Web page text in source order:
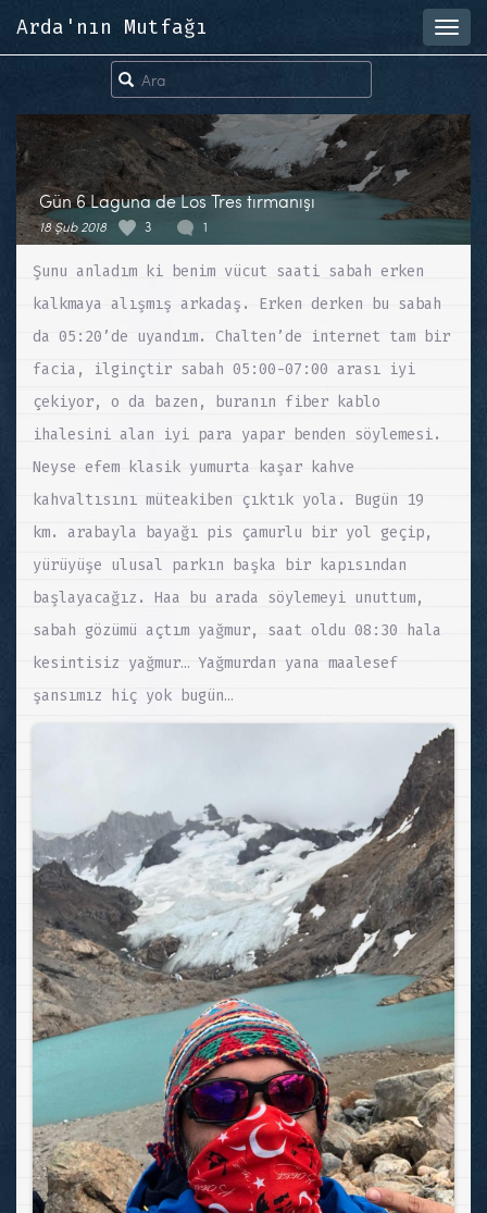
Arda'nın Mutfağı
Gün 6 Laguna de Los Tres tırmanışı
18 Şub 2018 3 1
Şunu anladım ki benim vücut saati sabah erken
kalkmaya alışmış arkadaş. Erken derken bu sabah
da 05:20’de uyandım. Chalten’de internet tam bir
facia, ilginçtir sabah 05:00-07:00 arası iyi
çekiyor, o da bazen, buranın fiber kablo
ihalesini alan iyi para yapar benden söylemesi.
Neyse efem klasik yumurta kaşar kahve
kahvaltısını müteakiben çıktık yola. Bugün 19
km. arabayla bayağı pis çamurlu bir yol geçip,
yürüyüşe ulusal parkın başka bir kapısından
başlayacağız. Haa bu arada söylemeyi unuttum,
sabah gözümü açtım yağmur, saat oldu 08:30 hala
kesintisiz yağmur… Yağmurdan yana maalesef
şansımız hiç yok bugün…